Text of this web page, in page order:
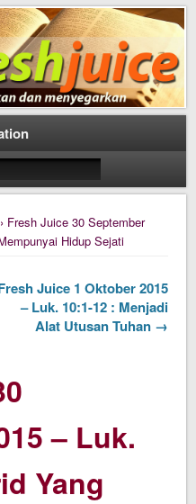
Menyejukkan dan Menyegarkan
› Fresh Juice 30 September
Hidup Sejati
Juice 1 Oktober 2015
– Luk. 10:1-12 : Menjadi
Alat Utusan Tuhan →
– Luk.
Yang